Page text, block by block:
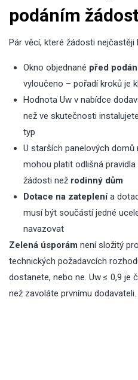
podáním
Pár věcí, které žádosti nejčastěji
Okno objednané před
vyloučeno – pořadí kroků je
Hodnota Uw v nabídce
než ve skutečnosti
typ
U starších panelových
mohou platit odlišná
žádosti než rodinný dům
Dotace na zateplenía
musí být součástí jedné
navazovat
Zelená úsporám není složitý
technických požadavcích
dostanete, nebo ne. Uw ≤ 0,9 je
než zavoláte prvnímu dodavateli.